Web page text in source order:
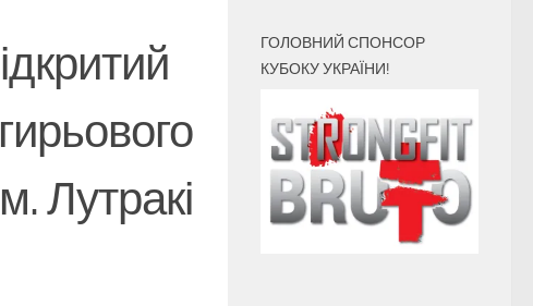
Лутракі
ГОЛОВНИЙ СПОНСОР
КУБОКУ УКРАЇНИ!